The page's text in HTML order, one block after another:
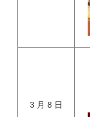
3 月 8 日